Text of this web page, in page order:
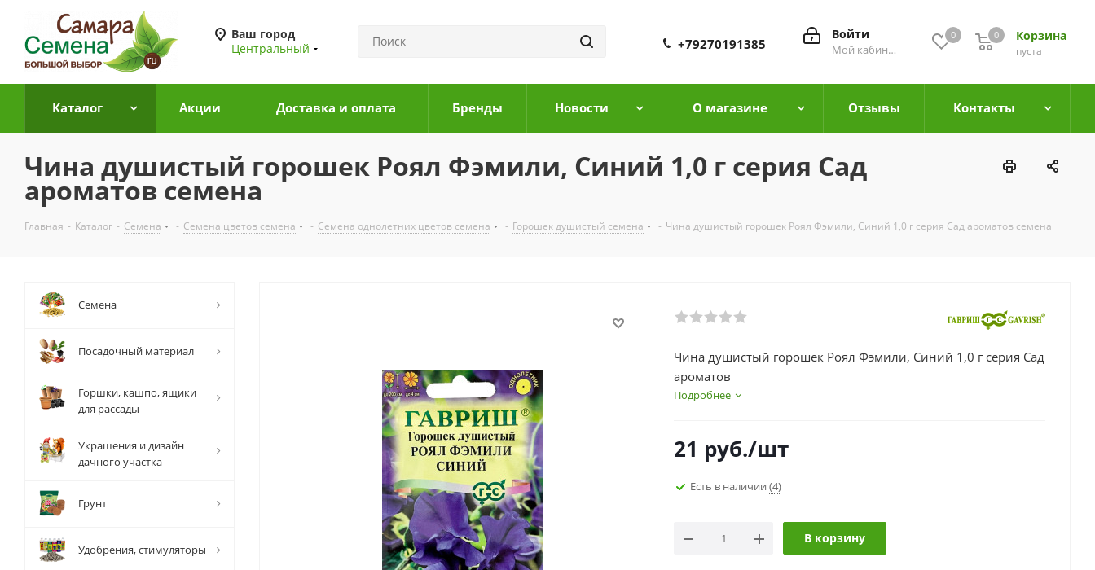
Ваш город
Центральный
0 Корзина
0
пуста
0
Войти
Мой кабинет
+79270191385
Каталог Акции Доставка и оплата Бренды Новости О магазине Отзывы Контакты
Чина душистый горошек Роял Фэмили, Синий 1,0 г серия Сад
ароматов семена
Главная - Каталог - Семена - Семена цветов семена - Семена однолетних цветов семена - Горошек душистый семена - Чина душистый горошек Роял Фэмили, Синий 1,0 г серия Сад ароматов семена
Чина душистый горошек Роял Фэмили, Синий 1,0 г серия Сад
ароматов
Подробнее
21 руб./шт
Есть в наличии (4)
В корзину
Семена
Посадочный материал
Горшки, кашпо, ящики
для рассады
Украшения и дизайн
дачного участка
Грунт
Удобрения, стимуляторы